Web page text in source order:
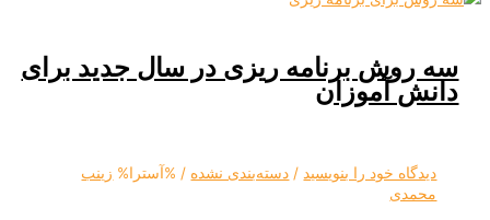
برنامه‌ ریزی در سال جدید برای
آموزان
خود را بنویسید /دسته‌بندی نشده/ %آسترا% زینب